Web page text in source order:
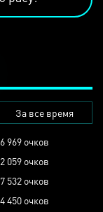
За все время
969 очков
059 очков
532 очков
450 очков